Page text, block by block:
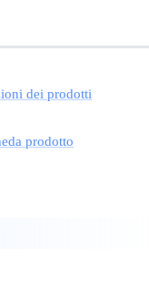
dei prodotti
prodotto